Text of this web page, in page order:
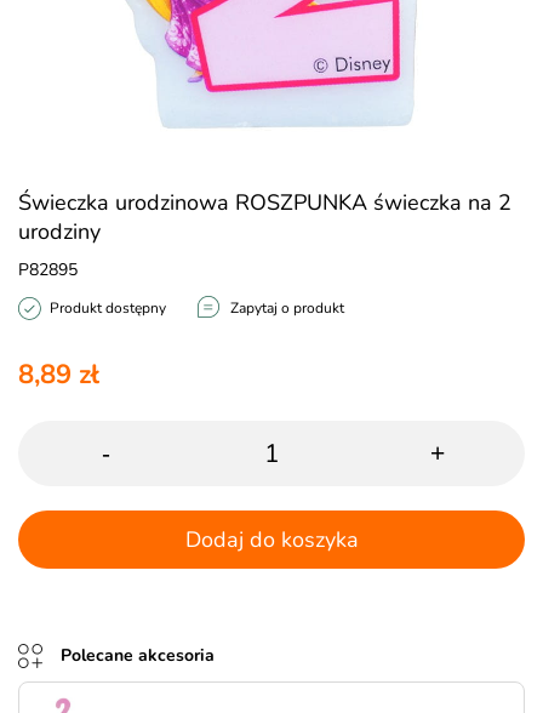
Świeczka urodzinowa ROSZPUNKA świeczka na 2
urodziny
P82895
Produkt dostępny Zapytaj o produkt
8,89 zł
- +
Dodaj do koszyka
Polecane akcesoria